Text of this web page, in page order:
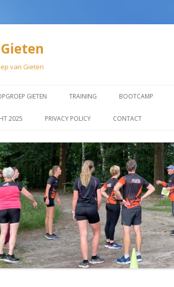
van Gieten
GIETEN TRAINING
TRAINING VOOR BEGINNERS
BOOTCAMP
2025 PRIVACY POLICY CONTACT